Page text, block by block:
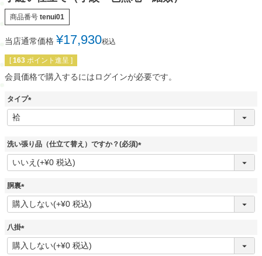
商品番号 tenui01
当店通常価格 ¥17,930税込
[ 163 ポイント進呈 ]
会員価格で購入するにはログインが必要です。
タイプ
(
)
洗い張り品（仕立て替え）ですか？(必須)
(
胴裏
(
必
)
八掛
(
必